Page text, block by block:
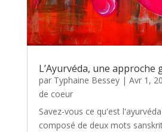
L’Ayurvéda, une approche
par Typhaine Bessey| Avr 1,
de coeur
Savez-vous ce qu'est
composé de deux mots